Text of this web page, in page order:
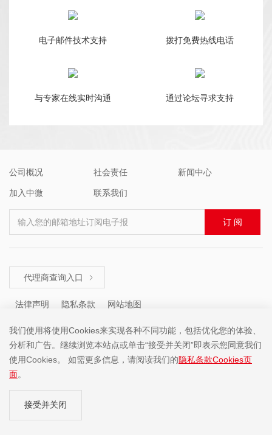
电子邮件技术支持 拨打免费热线电话
与专家在线实时沟通 通过论坛寻求支持
公司概况 社会责任 新闻中心
加入中微 联系我们
输入您的邮箱地址订阅电子报 订 阅
代理商查询入口 
法律声明 隐私条款 网站地图
咨询热线 ： +86 (755) 8671 5143
我们使用将使用Cookies来实现各种不同功能，包括优化您的体验、
分析和广告。继续浏览本站点或单击“接受并关闭”即表示您同意我们
使用Cookies。 如需更多信息，请阅读我们的隐私条款Cookies页
面。
接受并关闭